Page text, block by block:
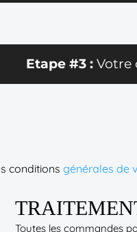
Etape #3 : Votre
conditions générales de
Toutes les commandes